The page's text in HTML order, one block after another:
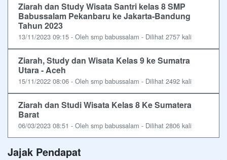
Ziarah dan Study Wisata Santri kelas 8 SMP
Babussalam Pekanbaru ke Jakarta-Bandung
Tahun 2023
13/11/2023 09:15 - Oleh smp babussalam - Dilihat 2757 kali
Ziarah, Study dan Wisata Kelas 9 ke Sumatra
Utara - Aceh
15/11/2022 08:06 - Oleh smp babussalam - Dilihat 2492 kali
Ziarah dan Studi Wisata Kelas 8 Ke Sumatera
Barat
06/03/2023 08:51 - Oleh smp babussalam - Dilihat 2806 kali
Jajak Pendapat